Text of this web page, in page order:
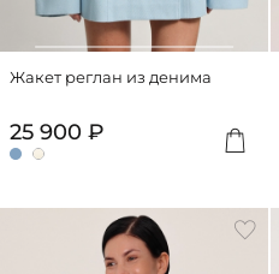
Жакет реглан из денима
25 900 ₽